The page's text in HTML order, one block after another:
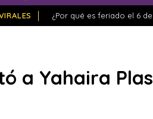
¿Por qué es feriado el 6
a Yahaira